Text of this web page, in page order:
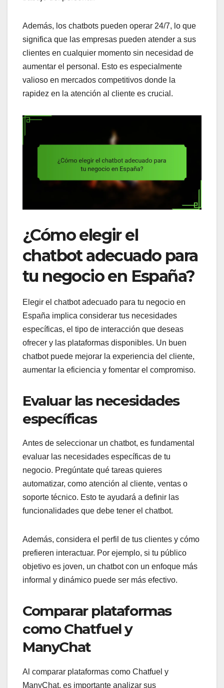
Además, los chatbots pueden operar 24/7, lo que
significa que las empresas pueden atender a sus
clientes en cualquier momento sin necesidad de
aumentar el personal. Esto es especialmente
valioso en mercados competitivos donde la
rapidez en la atención al cliente es crucial.
¿Cómo elegir el
chatbot adecuado para
tu negocio en España?
Elegir el chatbot adecuado para tu negocio en
España implica considerar tus necesidades
específicas, el tipo de interacción que deseas
ofrecer y las plataformas disponibles. Un buen
chatbot puede mejorar la experiencia del cliente,
aumentar la eficiencia y fomentar el compromiso.
Evaluar las necesidades
específicas
Antes de seleccionar un chatbot, es fundamental
evaluar las necesidades específicas de tu
negocio. Pregúntate qué tareas quieres
automatizar, como atención al cliente, ventas o
soporte técnico. Esto te ayudará a definir las
funcionalidades que debe tener el chatbot.
Además, considera el perfil de tus clientes y cómo
prefieren interactuar. Por ejemplo, si tu público
objetivo es joven, un chatbot con un enfoque más
informal y dinámico puede ser más efectivo.
Comparar plataformas
como Chatfuel y
ManyChat
Al comparar plataformas como Chatfuel y
ManyChat, es importante analizar sus